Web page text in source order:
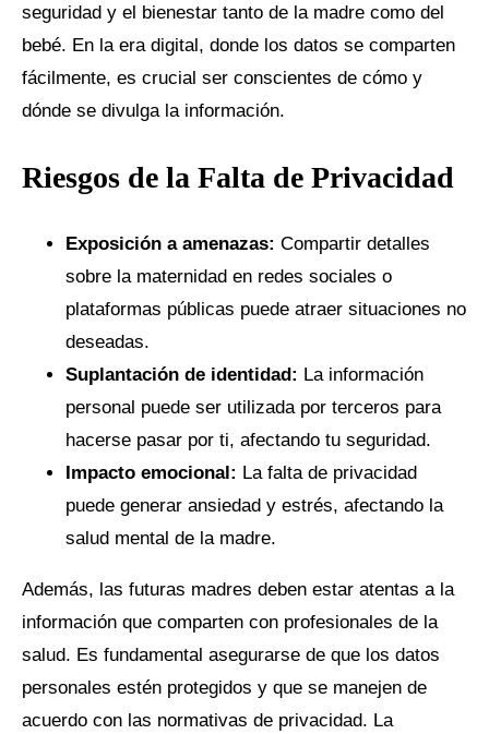
seguridad y el bienestar tanto de la madre como del
bebé. En la era digital, donde los datos se comparten
fácilmente, es crucial ser conscientes de cómo y
dónde se divulga la información.
Riesgos de la Falta de Privacidad
Exposición a amenazas: Compartir detalles
sobre la maternidad en redes sociales o
plataformas públicas puede atraer situaciones no
deseadas.
Suplantación de identidad: La información
personal puede ser utilizada por terceros para
hacerse pasar por ti, afectando tu seguridad.
Impacto emocional: La falta de privacidad
puede generar ansiedad y estrés, afectando la
salud mental de la madre.
Además, las futuras madres deben estar atentas a la
información que comparten con profesionales de la
salud. Es fundamental asegurarse de que los datos
personales estén protegidos y que se manejen de
acuerdo con las normativas de privacidad. La